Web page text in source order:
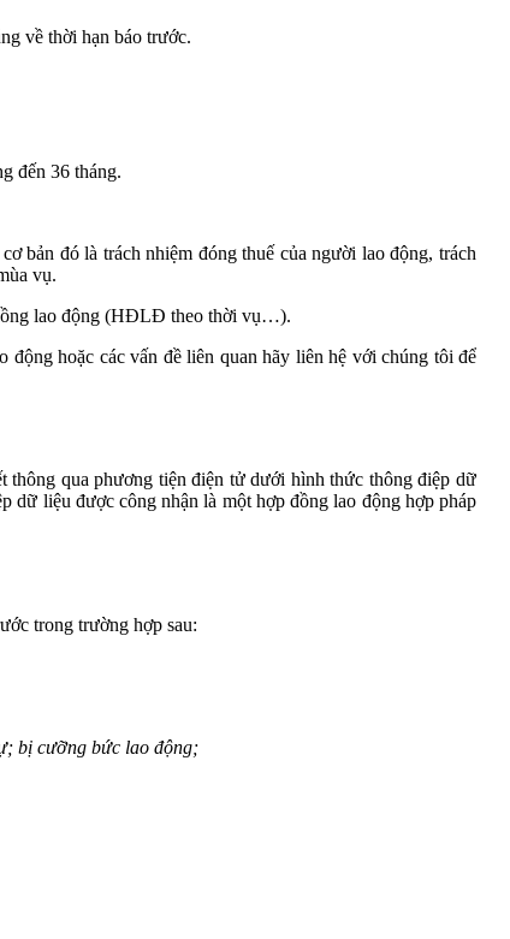
về thời hạn báo trước.
đến 36 tháng.
bản đó là trách nhiệm đóng thuế của người lao động, trách
vụ.
lao động (HĐLĐ theo thời vụ…).
hoặc các vấn đề liên quan hãy liên hệ với chúng tôi để
qua phương tiện điện tử dưới hình thức thông điệp dữ
dữ liệu được công nhận là một hợp đồng lao động hợp pháp
trong trường hợp sau:
bị cưỡng bức lao động;